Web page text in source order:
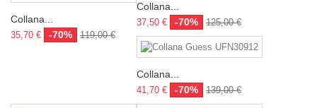
Collana...
35,70 € -70% 119,00 €
Collana...
37,50 € -70% 125,00 €
Collana...
41,70 € -70% 139,00 €